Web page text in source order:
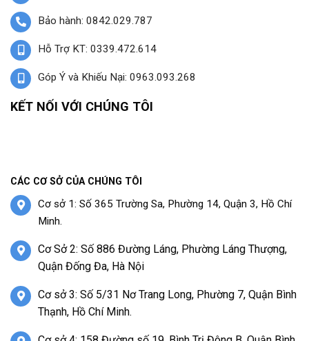
Bảo hành: 0842.029.787
Hỗ Trợ KT: 0339.472.614
Góp Ý và Khiếu Nại: 0963.093.268
KẾT NỐI VỚI CHÚNG TÔI
CÁC CƠ SỞ CỦA CHÚNG TÔI
Cơ sở 1: Số 365 Trường Sa, Phường 14, Quận 3, Hồ Chí
Minh.
Cơ Sở 2: Số 886 Đường Láng, Phường Láng Thượng,
Quận Đống Đa, Hà Nội
Cơ sở 3: Số 5/31 Nơ Trang Long, Phường 7, Quận Bình
Thạnh, Hồ Chí Minh.